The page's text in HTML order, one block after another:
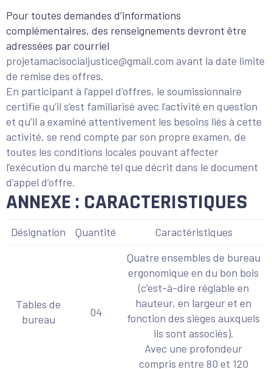
Pour toutes demandes d’informations
complémentaires, des renseignements devront être
adressées par courriel
projetamacisocialjustice@gmail.com avant la date limite
de remise des offres.
En participant à l’appel d’offres, le soumissionnaire
certifie qu’il s’est familiarisé avec l’activité en question
et qu’il a examiné attentivement les besoins liés à cette
activité, se rend compte par son propre examen, de
toutes les conditions locales pouvant affecter
l’exécution du marché tel que décrit dans le document
d’appel d’offre.
ANNEXE : CARACTERISTIQUES
Désignation Quantité Caractéristiques
Tables de
bureau
04
Quatre ensembles de bureau
ergonomique en du bon bois
(c’est-à-dire réglable en
hauteur, en largeur et en
fonction des sièges auxquels
ils sont associés).
Avec une profondeur
compris entre 80 et 120